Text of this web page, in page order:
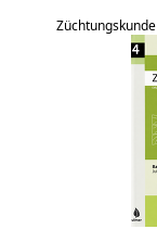
Züchtungskunde